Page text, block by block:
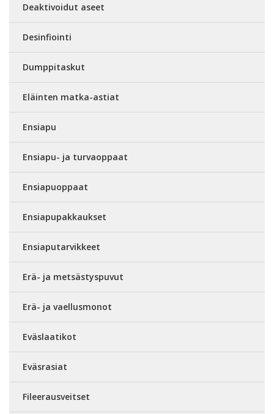
Deaktivoidut aseet
Desinfiointi
Dumppitaskut
Eläinten matka-astiat
Ensiapu
Ensiapu- ja turvaoppaat
Ensiapuoppaat
Ensiapupakkaukset
Ensiaputarvikkeet
Erä- ja metsästyspuvut
Erä- ja vaellusmonot
Eväslaatikot
Eväsrasiat
Fileerausveitset